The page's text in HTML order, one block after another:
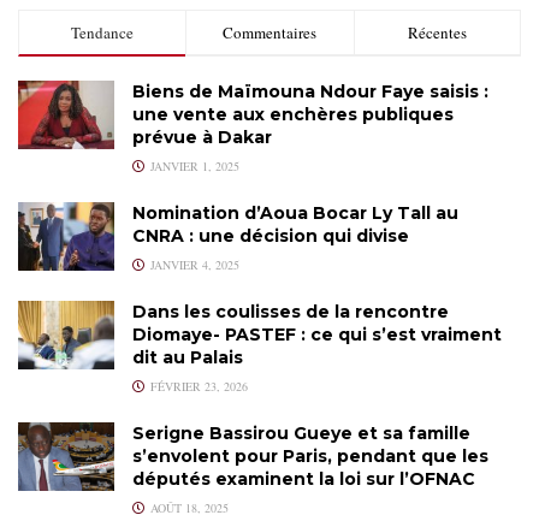
Tendance Commentaires Récentes
Biens de Maïmouna Ndour Faye saisis :
une vente aux enchères publiques
prévue à Dakar
JANVIER 1, 2025
Nomination d’Aoua Bocar Ly Tall au
CNRA : une décision qui divise
JANVIER 4, 2025
Dans les coulisses de la rencontre
Diomaye- PASTEF : ce qui s’est vraiment
dit au Palais
FÉVRIER 23, 2026
Serigne Bassirou Gueye et sa famille
s’envolent pour Paris, pendant que les
députés examinent la loi sur l’OFNAC
AOÛT 18, 2025